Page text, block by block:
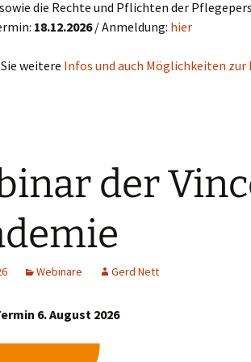
die Rechte und Pflichten der
18.12.2026/ Anmeldung: hier
weitere Infos und auch Möglichkeiten
der
Webinare Gerd Nett
6. August 2026